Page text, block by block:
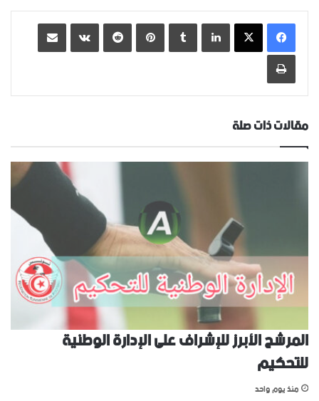
لينكدإن بينتيريست ‏VKontakte
طباعة
مقالات ذات صلة
المرشح الأبرز للإشراف على الإدارة الوطنية
للتحكيم
منذ يوم واحد